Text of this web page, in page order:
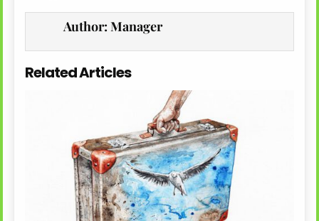
Author:Manager
Related Articles